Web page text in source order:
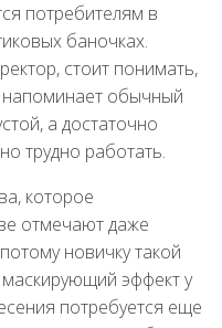
потребителям в
баночках.
стоит понимать,
напоминает обычный
а достаточно
трудно работать.
которое
отмечают даже
новичку такой
маскирующий эффект у
потребуется еще